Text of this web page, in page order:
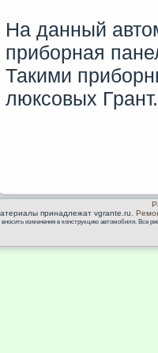
На данный
приборная
Такими
люксовых Грант.
принадлежат vgrante.ru.
изменения в конструкцию автомобиля. Все